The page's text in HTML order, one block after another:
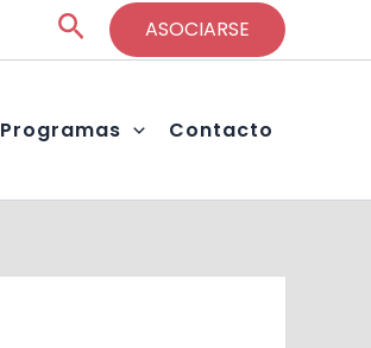
BuscarASOCIARSE
Programas Contacto